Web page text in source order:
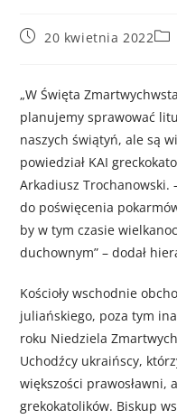
20 kwietnia 2022
„W Święta
planujemy sprawować
naszych świątyń, ale są
powiedział KAI
Arkadiusz Trochanowski.
do poświęcenia
by w tym czasie
duchownym” – dodał
Kościoły wschodnie
juliańskiego, poza tym
roku Niedziela
Uchodźcy ukraińscy,
większości prawosławni,
grekokatolików. Biskup